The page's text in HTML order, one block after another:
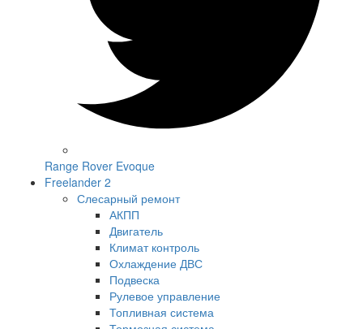
Range Rover Evoque
Freelander 2
Слесарный ремонт
АКПП
Двигатель
Климат контроль
Охлаждение ДВС
Подвеска
Рулевое управление
Топливная система